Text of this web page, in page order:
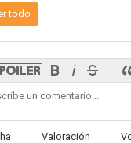
todo
Valoración